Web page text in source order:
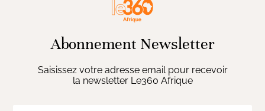
Abonnement Newsletter
Saisissez votre adresse email pour recevoir
la newsletter Le360 Afrique